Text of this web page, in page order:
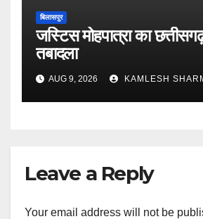
बिलासपुर
जस्टिस मोहपात्रा का
तबादला
AUG 9, 2026 KAMLESH
Leave a Reply
Your email address will not be